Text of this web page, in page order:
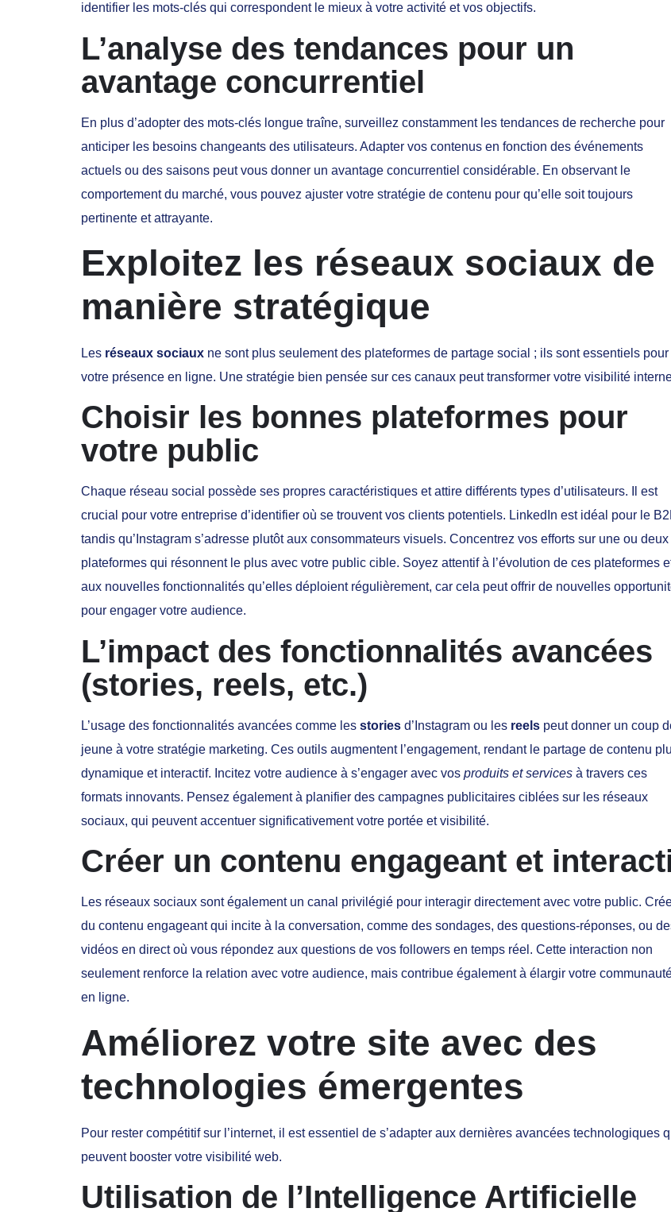
identifier les mots-clés qui correspondent le mieux à votre activité et vos objectifs.
L’analyse des tendances pour un
avantage concurrentiel
En plus d’adopter des mots-clés longue traîne, surveillez constamment les tendances de recherche pour
anticiper les besoins changeants des utilisateurs. Adapter vos contenus en fonction des événements
actuels ou des saisons peut vous donner un avantage concurrentiel considérable. En observant le
comportement du marché, vous pouvez ajuster votre stratégie de contenu pour qu’elle soit toujours
pertinente et attrayante.
Exploitez les réseaux sociaux de
manière stratégique
Les réseaux sociaux ne sont plus seulement des plateformes de partage social ; ils sont essentiels pour
votre présence en ligne. Une stratégie bien pensée sur ces canaux peut transformer votre visibilité
Choisir les bonnes plateformes pour
votre public
Chaque réseau social possède ses propres caractéristiques et attire différents types d’utilisateurs. Il est
crucial pour votre entreprise d’identifier où se trouvent vos clients potentiels. LinkedIn est idéal pour le
tandis qu’Instagram s’adresse plutôt aux consommateurs visuels. Concentrez vos efforts sur une ou deux
plateformes qui résonnent le plus avec votre public cible. Soyez attentif à l’évolution de ces plateformes
aux nouvelles fonctionnalités qu’elles déploient régulièrement, car cela peut offrir de nouvelles
pour engager votre audience.
L’impact des fonctionnalités avancées
(stories, reels, etc.)
L’usage des fonctionnalités avancées comme les stories d’Instagram ou les reels peut donner un coup
jeune à votre stratégie marketing. Ces outils augmentent l’engagement, rendant le partage de contenu
dynamique et interactif. Incitez votre audience à s’engager avec vos produits et services à travers ces
formats innovants. Pensez également à planifier des campagnes publicitaires ciblées sur les réseaux
sociaux, qui peuvent accentuer significativement votre portée et visibilité.
Créer un contenu engageant et
Les réseaux sociaux sont également un canal privilégié pour interagir directement avec votre public.
du contenu engageant qui incite à la conversation, comme des sondages, des questions-réponses, ou
vidéos en direct où vous répondez aux questions de vos followers en temps réel. Cette interaction non
seulement renforce la relation avec votre audience, mais contribue également à élargir votre
en ligne.
Améliorez votre site avec des
technologies émergentes
Pour rester compétitif sur l’internet, il est essentiel de s’adapter aux dernières avancées technologiques
peuvent booster votre visibilité web.
Utilisation de l’Intelligence Artificielle